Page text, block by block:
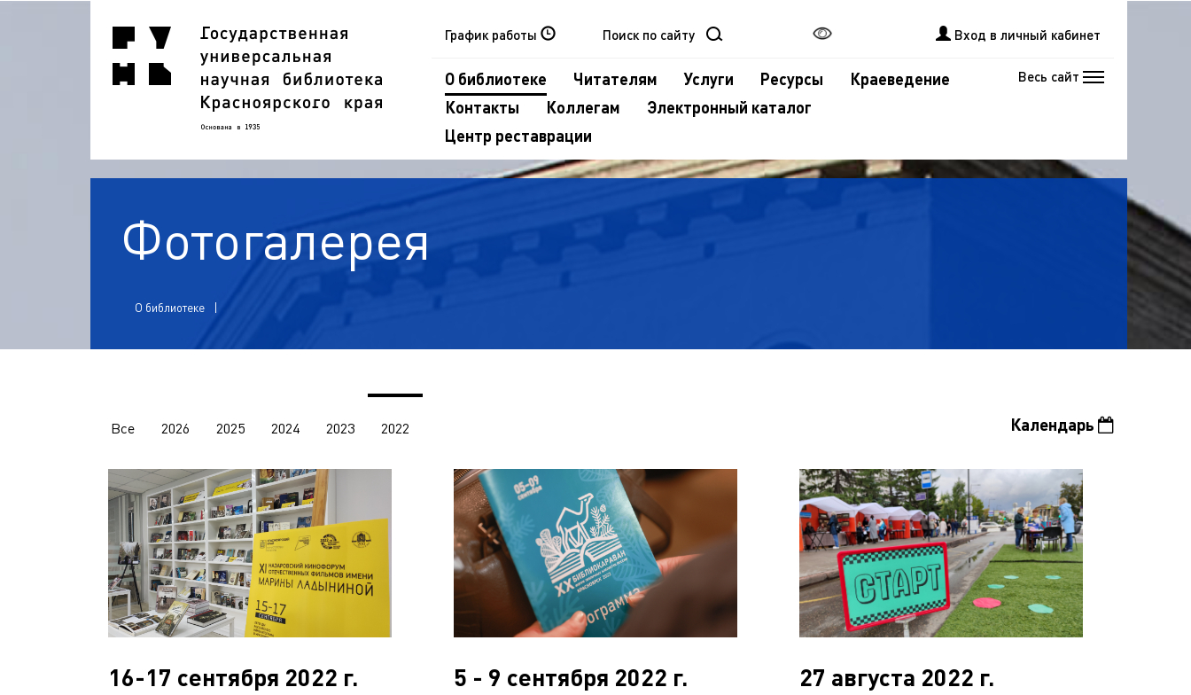
График работы Вход в личный кабинет
О библиотеке Читателям Услуги Ресурсы
Краеведение
Контакты
Коллегам
Электронный каталог
Центр реставрации
Весь сайт
Фотогалерея
О библиотеке
Все 2026 2025 2024 2023 2022 Календарь
16-17 сентября 2022 г. 5 - 9 сентября 2022 г. 27 августа 2022 г.